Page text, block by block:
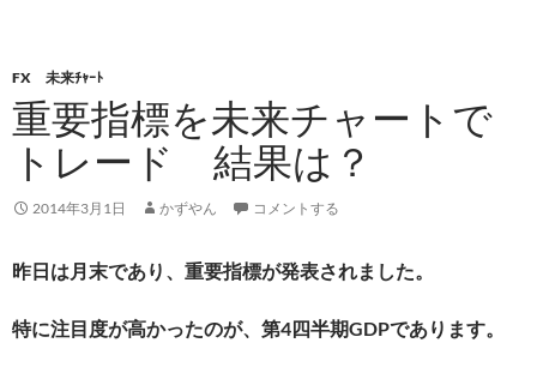
FX 未来ﾁｬｰﾄ
重要指標を未来チャートで
トレード 結果は？
2014年3月1日 かずやん コメントする
昨日は月末であり、重要指標が発表されました。
特に注目度が高かったのが、第4四半期GDPであります。